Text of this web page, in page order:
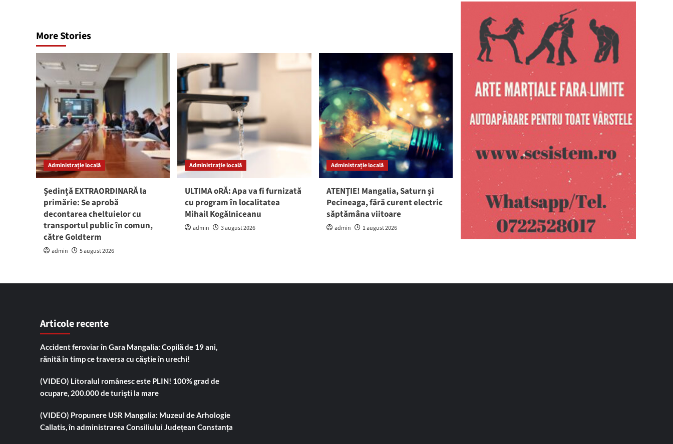
More Stories
Administrație locală
Ședință EXTRAORDINARĂ la
primărie: Se aprobă
decontarea cheltuielor cu
transportul public în comun,
către Goldterm
admin 5 august 2026
Administrație locală
ULTIMA oRĂ: Apa va fi furnizată
cu program în localitatea
Mihail Kogălniceanu
admin 3 august 2026
Administrație locală
ATENȚIE! Mangalia, Saturn și
Pecineaga, fără curent electric
săptămâna viitoare
admin 1 august 2026
Articole recente
Accident feroviar în Gara Mangalia: Copilă de 19 ani,
rănită în timp ce traversa cu căștie în urechi!
(VIDEO) Litoralul românesc este PLIN! 100% grad de
ocupare, 200.000 de turiști la mare
(VIDEO) Propunere USR Mangalia: Muzeul de Arhologie
Callatis, în administrarea Consiliului Județean Constanța